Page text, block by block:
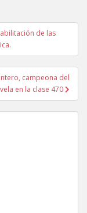
de las
campeona del
en la clase 470